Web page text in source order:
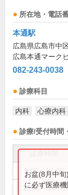
所在地・電話
本通駅
広島県広島市中
広島本通マーク
082-243-0038
診療科目
内科 心療内科
診療/受付時間
9:00～13:00
15:00～18:00
お盆(8月中
に必ず医療